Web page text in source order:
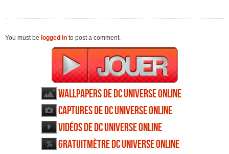
You must be logged in to post a comment.
Wallpapers de DC Universe Online
Captures de DC Universe Online
Vidéos de DC Universe Online
Gratuitmètre DC Universe Online